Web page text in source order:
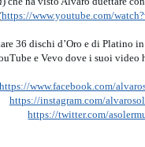
https://www.youtube.com/
36 dischi d’Oro e di Platino
e Vevo dove i suoi
https://www.facebook.com/
https://instagram.com/
https://twitter.com/